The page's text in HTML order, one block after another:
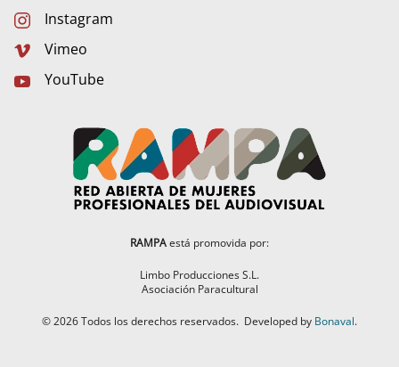
Instagram
Vimeo
YouTube
RAMPAestá promovida por:
Limbo Producciones S.L.
Asociación Paracultural
©2026Todos los derechos reservados. Developed by Bonaval.